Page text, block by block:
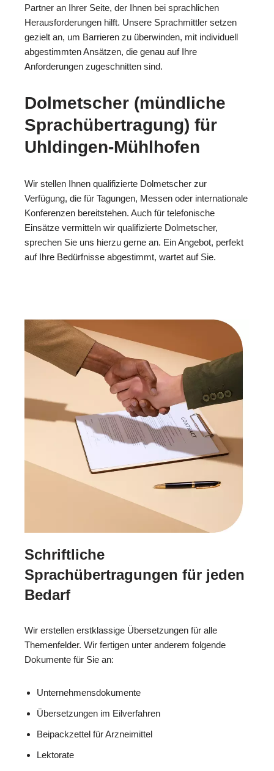
Partner an Ihrer Seite, der Ihnen bei sprachlichen
Herausforderungen hilft. Unsere Sprachmittler setzen
gezielt an, um Barrieren zu überwinden, mit individuell
abgestimmten Ansätzen, die genau auf Ihre
Anforderungen zugeschnitten sind.
Dolmetscher (mündliche
Sprachübertragung) für
Uhldingen-Mühlhofen
Wir stellen Ihnen qualifizierte Dolmetscher zur
Verfügung, die für Tagungen, Messen oder internationale
Konferenzen bereitstehen. Auch für telefonische
Einsätze vermitteln wir qualifizierte Dolmetscher,
sprechen Sie uns hierzu gerne an. Ein Angebot, perfekt
auf Ihre Bedürfnisse abgestimmt, wartet auf Sie.
Schriftliche
Sprachübertragungen für jeden
Bedarf
Wir erstellen erstklassige Übersetzungen für alle
Themenfelder. Wir fertigen unter anderem folgende
Dokumente für Sie an:
Unternehmensdokumente
Übersetzungen im Eilverfahren
Beipackzettel für Arzneimittel
Lektorate